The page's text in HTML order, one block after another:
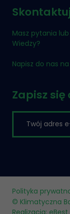
Masz pytania
Wiedzy?
Napisz do nas na
Zapisz
Polityka
© Klimatyczna
Realizacja: eBest